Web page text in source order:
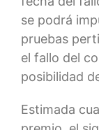
se podrá
pruebas
el fallo del
posibilidad
Estimada